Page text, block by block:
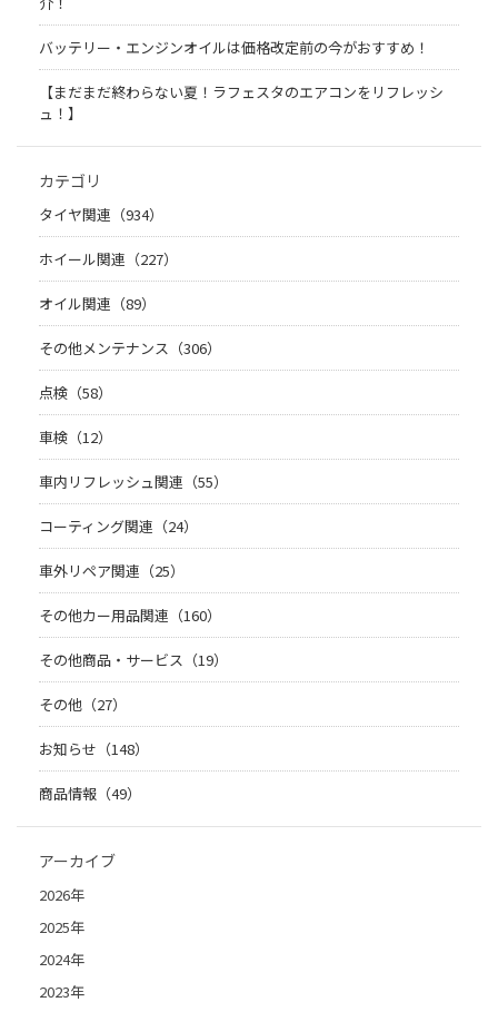
バッテリー・エンジンオイルは価格改定前の今がおすすめ！
【まだまだ終わらない夏！ラフェスタのエアコンをリフレッシ
ュ！】
カテゴリ
タイヤ関連（934）
ホイール関連（227）
オイル関連（89）
その他メンテナンス（306）
点検（58）
車検（12）
車内リフレッシュ関連（55）
コーティング関連（24）
車外リペア関連（25）
その他カー用品関連（160）
その他商品・サービス（19）
その他（27）
お知らせ（148）
商品情報（49）
アーカイブ
2026年
2025年
2024年
2023年